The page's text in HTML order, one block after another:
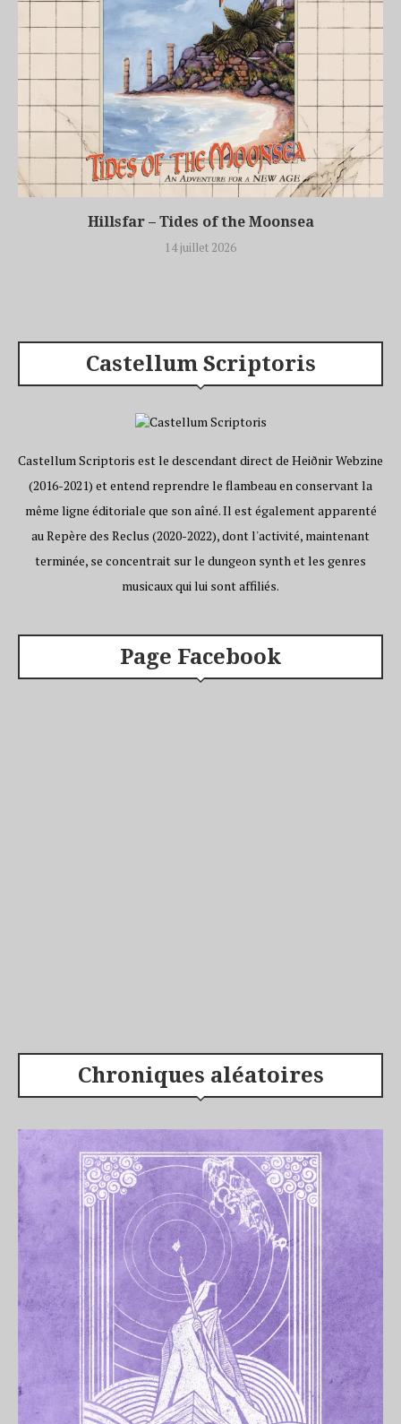
Hillsfar – Tides of the Moonsea
14 juillet 2026
Castellum Scriptoris
Castellum Scriptoris est le descendant direct de Heiðnir Webzine
(2016-2021) et entend reprendre le flambeau en conservant la
même ligne éditoriale que son aîné. Il est également apparenté
au Repère des Reclus (2020-2022), dont l'activité, maintenant
terminée, se concentrait sur le dungeon synth et les genres
musicaux qui lui sont affiliés.
Page Facebook
Chroniques aléatoires